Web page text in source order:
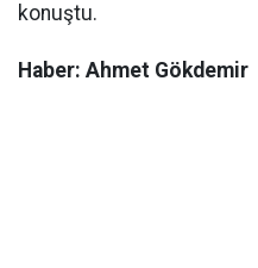
konuştu.
Haber: Ahmet Gökdemir